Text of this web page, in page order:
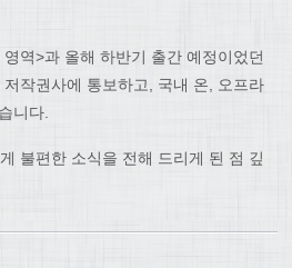
역>과 올해 하반기 출간 예정이었던
작권사에 통보하고, 국내 온, 오프라
니다.
불편한 소식을 전해 드리게 된 점 깊